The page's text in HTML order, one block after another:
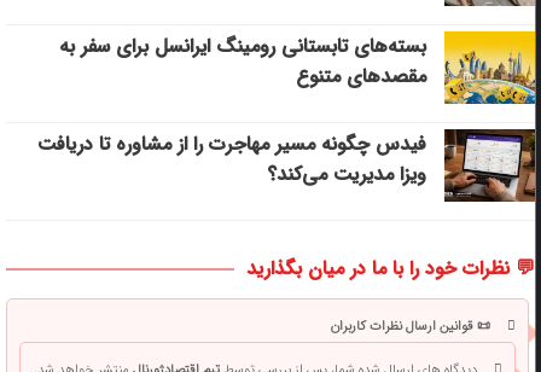
بسته‌های تابستانی رومینگ ایرانسل برای سفر به
مقصدهای متنوع
فیدس چگونه مسیر مهاجرت را از مشاوره تا دریافت
ویزا مدیریت می‌کند؟
💬 نظرات خود را با ما در میان بگذارید
📜 قوانین ارسال نظرات کاربران